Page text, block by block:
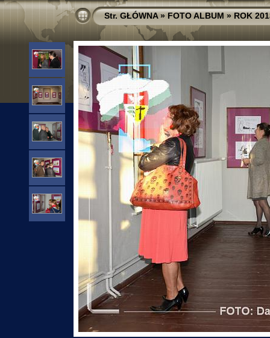
Str. GŁÓWNA»FOTO ALBUM»ROK